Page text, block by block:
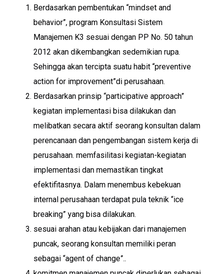
Berdasarkan pembentukan “mindset and
behavior”, program Konsultasi Sistem
Manajemen K3 sesuai dengan PP No. 50 tahun
2012 akan dikembangkan sedemikian rupa.
Sehingga akan tercipta suatu habit “preventive
action for improvement”di perusahaan.
Berdasarkan prinsip “participative approach”
kegiatan implementasi bisa dilakukan dan
melibatkan secara aktif seorang konsultan dalam
perencanaan dan pengembangan sistem kerja di
perusahaan. memfasilitasi kegiatan-kegiatan
implementasi dan memastikan tingkat
efektifitasnya. Dalam menembus kebekuan
internal perusahaan terdapat pula teknik “ice
breaking” yang bisa dilakukan.
sesuai arahan atau kebijakan dari manajemen
puncak, seorang konsultan memiliki peran
sebagai “agent of change”..